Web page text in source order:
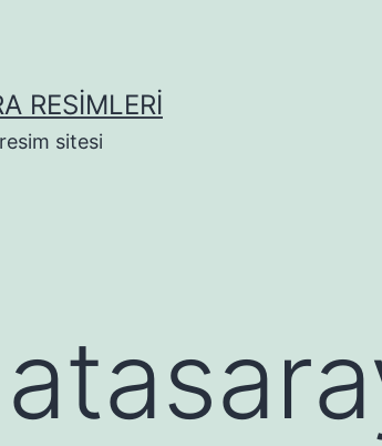
RESIMLERI
sitesi